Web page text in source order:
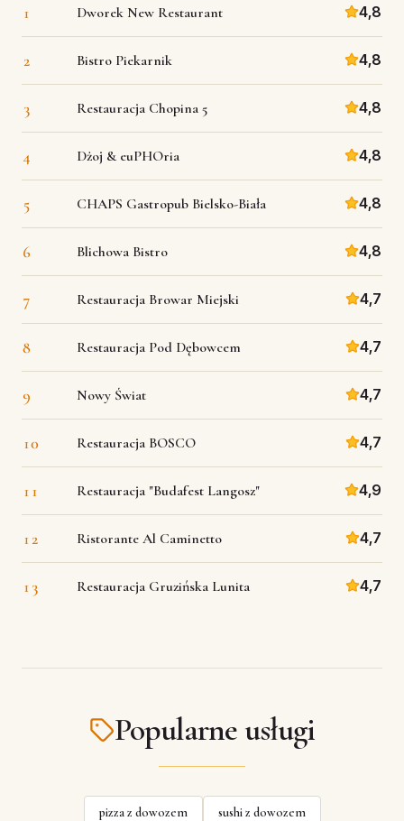
1 Dworek New Restaurant 4,8
2 Bistro Piekarnik 4,8
3 Restauracja Chopina 5 4,8
4 Dżoj & euPHOria 4,8
5 CHAPS Gastropub Bielsko-Biała 4,8
6 Blichowa Bistro 4,8
7 Restauracja Browar Miejski 4,7
8 Restauracja Pod Dębowcem 4,7
9 Nowy Świat 4,7
10 Restauracja BOSCO 4,7
11 Restauracja "Budafest Langosz" 4,9
12 Ristorante Al Caminetto 4,7
13 Restauracja Gruzińska Lunita 4,7
Popularne usługi
pizza z dowozem sushi z dowozem